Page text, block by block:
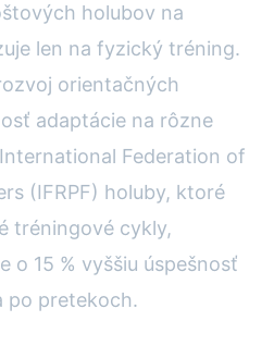
holubov na
len na fyzický tréning.
orientačných
adaptácie na rôzne
Federation of
(IFRPF) holuby, ktoré
tréningové cykly,
o 15 % vyššiu úspešnosť
po pretekoch.